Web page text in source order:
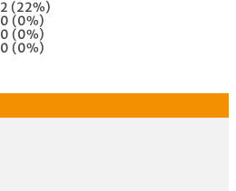
2 (22%)
0 (0%)
0 (0%)
0 (0%)